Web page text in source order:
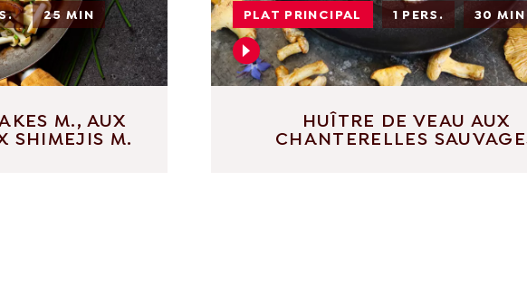
25 MIN
M., AUX
SHIMEJIS M.
PLAT PRINCIPAL 1 PERS. 30 MIN
HUÎTRE DE VEAU AUX
CHANTERELLES